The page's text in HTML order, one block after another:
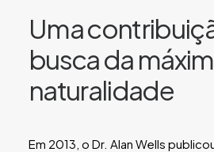
Uma
busca da
naturalidade
Em 2013, o Dr. Alan Wells